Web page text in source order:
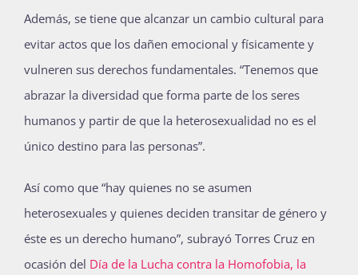
Además, se tiene que alcanzar un cambio cultural para
evitar actos que los dañen emocional y físicamente y
vulneren sus derechos fundamentales. “Tenemos que
abrazar la diversidad que forma parte de los seres
humanos y partir de que la heterosexualidad no es el
único destino para las personas”.
Así como que “hay quienes no se asumen
heterosexuales y quienes deciden transitar de género y
éste es un derecho humano”, subrayó Torres Cruz en
ocasión del Día de la Lucha contra la Homofobia, la